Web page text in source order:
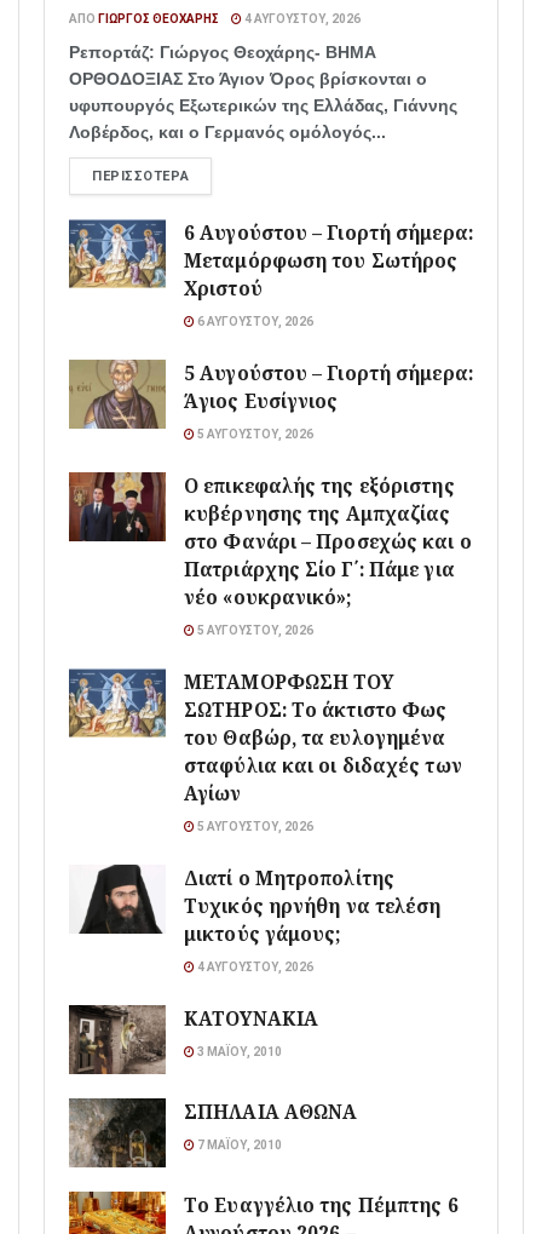
ΑΠΌ ΓΙΏΡΓΟΣ ΘΕΟΧΆΡΗΣ 4 ΑΥΓΟΎΣΤΟΥ, 2026
Ρεπορτάζ: Γιώργος Θεοχάρης- ΒΗΜΑ
ΟΡΘΟΔΟΞΙΑΣ Στο Άγιον Όρος βρίσκονται ο
υφυπουργός Εξωτερικών της Ελλάδας, Γιάννης
Λοβέρδος, και ο Γερμανός ομόλογός...
ΠΕΡΙΣΣΌΤΕΡΑ
6 Αυγούστου – Γιορτή σήμερα:
Μεταμόρφωση του Σωτήρος
Χριστού
6 ΑΥΓΟΎΣΤΟΥ, 2026
5 Αυγούστου – Γιορτή σήμερα:
Άγιος Ευσίγνιος
5 ΑΥΓΟΎΣΤΟΥ, 2026
Ο επικεφαλής της εξόριστης
κυβέρνησης της Αμπχαζίας
στο Φανάρι – Προσεχώς και ο
Πατριάρχης Σίο Γ΄: Πάμε για
νέο «ουκρανικό»;
5 ΑΥΓΟΎΣΤΟΥ, 2026
ΜΕΤΑΜΟΡΦΩΣΗ ΤΟΥ
ΣΩΤΗΡΟΣ: Το άκτιστο Φως
του Θαβώρ, τα ευλογημένα
σταφύλια και οι διδαχές των
Αγίων
5 ΑΥΓΟΎΣΤΟΥ, 2026
Διατί ο Μητροπολίτης
Τυχικός ηρνήθη να τελέση
μικτούς γάμους;
4 ΑΥΓΟΎΣΤΟΥ, 2026
ΚΑΤΟΥΝΑΚΙΑ
3 ΜΑΪ́ΟΥ, 2010
ΣΠΗΛΑΙΑ ΑΘΩΝΑ
7 ΜΑΪ́ΟΥ, 2010
Το Ευαγγέλιο της Πέμπτης 6